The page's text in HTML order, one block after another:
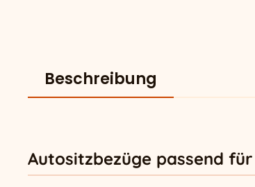
Beschreibung
Autositzbezüge passend für